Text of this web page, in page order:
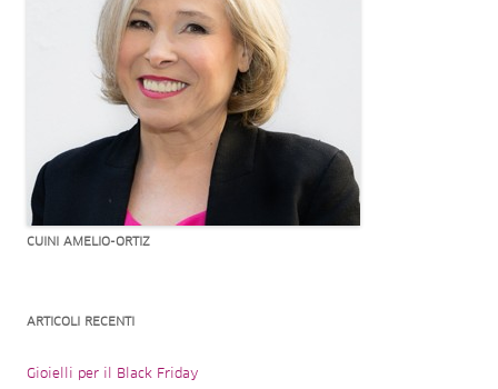
CUINI AMELIO-ORTIZ
ARTICOLI RECENTI
Gioielli per il Black Friday